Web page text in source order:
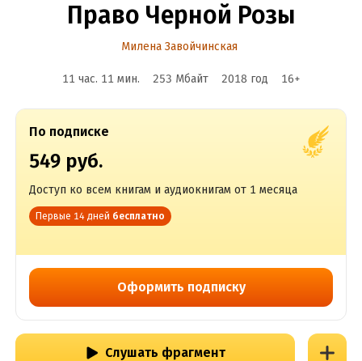
Право Черной Розы
Милена Завойчинская
11 час. 11 мин. 253 Мбайт 2018 год 16+
По подписке
549 руб.
Доступ ко всем книгам и аудиокнигам от 1 месяца
Первые 14 дней бесплатно
Оформить подписку
Слушать фрагмент